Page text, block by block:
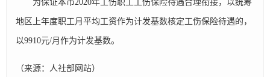
为保证本市2020年工伤职工工伤保险待遇合理衔接，以统筹
地区上年度职工月平均工资作为计发基数核定工伤保险待遇的，
以9910元/月作为计发基数。
（来源：人社部网站）